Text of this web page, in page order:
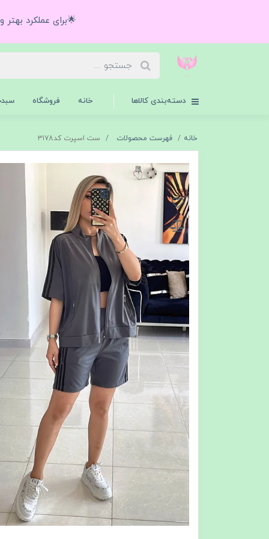
🌟برای عملکرد
دسته‌بندی کالاها خانه فروشگاه
خانه فهرست محصولات ست اسپرت کد۳۱۷8